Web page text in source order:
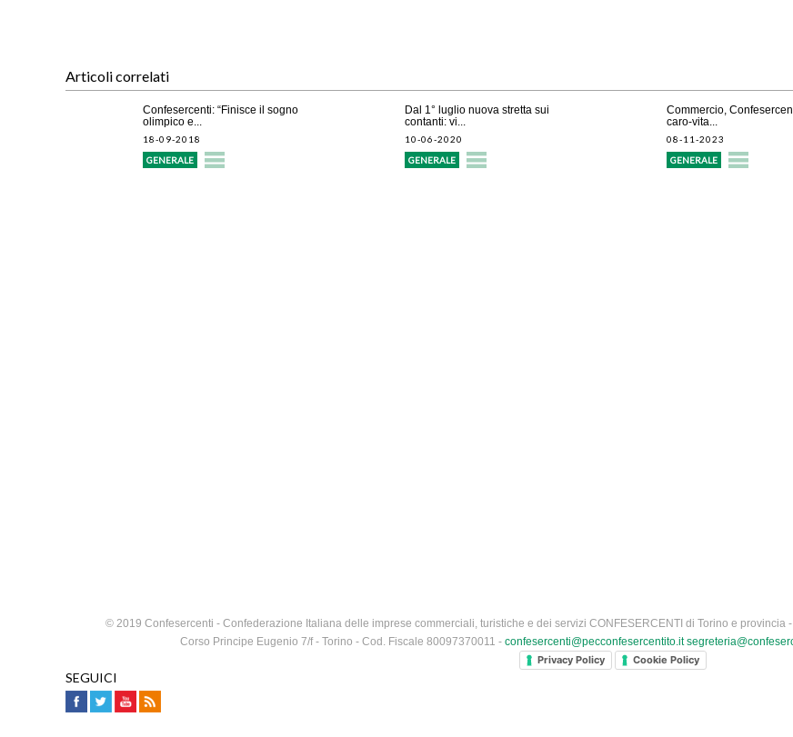
Articoli correlati
Confesercenti: “Finisce il sogno
olimpico e...
18-09-2018
GENERALE
Dal 1° luglio nuova stretta sui
contanti: vi...
10-06-2020
GENERALE
Commercio,
caro-vita...
08-11-2023
GENERALE
© 2019 Confesercenti - Confederazione Italiana delle imprese commerciali, turistiche e dei servizi CONFESERCENTI di Torino e
Corso Principe Eugenio 7/f - Torino - Cod. Fiscale 80097370011 - confesercenti@pecconfesercentito.it
Privacy Policy
Cookie Policy
SEGUICI